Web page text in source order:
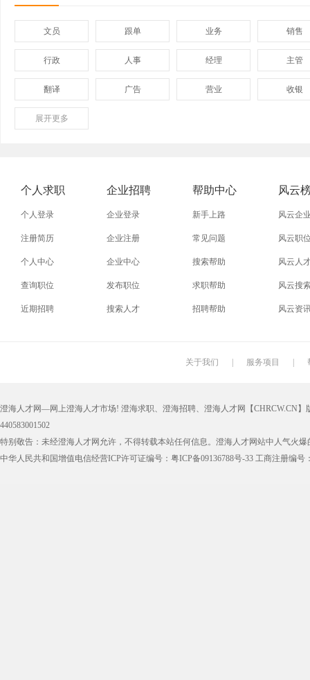
文员 跟单 业务 销售
行政 人事 经理 主管
翻译 广告 营业 收银
保险
展开更多
个人求职
个人登录
注册简历
个人中心
查询职位
近期招聘
企业招聘
企业登录
企业注册
企业中心
发布职位
搜索人才
帮助中心
新手上路
常见问题
搜索帮助
求职帮助
招聘帮助
风云
风云企
风云职
风云人
风云搜
风云资
关于我们 服务项目
澄海人才网—网上澄海人才市场! 澄海求职、澄海招聘、澄海人才网【CHRCW.CN
440583001502
特别敬告：未经澄海人才网允许，不得转载本站任何信息。澄海人才网站中人气火
中华人民共和国增值电信经营ICP许可证编号：粤ICP备09136788号-33 工商注册编号